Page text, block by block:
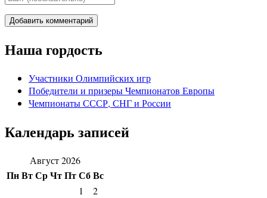
Наша гордость
Участники Олимпийских игр
Победители и призеры Чемпионатов Европы
Чемпионаты СССР, СНГ и Росcии
Календарь записей
Август 2026
ПнВтСрЧтПтСбВс
1
2